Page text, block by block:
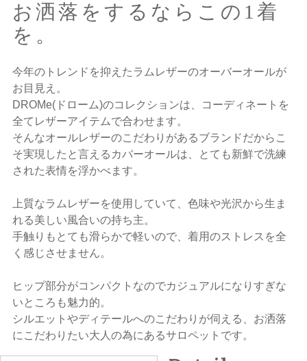
お洒落をするならこの1着
を。
今年のトレンドを抑えたラムレザーのオーバーオールが
お目見え。
DROMe(ドローム)のコレクションは、コーディネートを
全てレザーアイテムで合わせます。
そんなオールレザーのこだわりがあるブランドだからこ
そ実現したと言えるカバーオールは、とても新鮮で洗練
された表情を浮かべます。
上質なラムレザーを使用していて、色味や光沢から生ま
れる美しい風合いの持ち主。
手触りもとても滑らかで軽いので、着用のストレスを全
く感じさせません。
ヒップ部分がコンパクトなのでカジュアルになりすぎな
いところも魅力的。
シルエットやディテールへのこだわりが伺える、お洒落
にこだわりたい大人の為にあるサロペットです。